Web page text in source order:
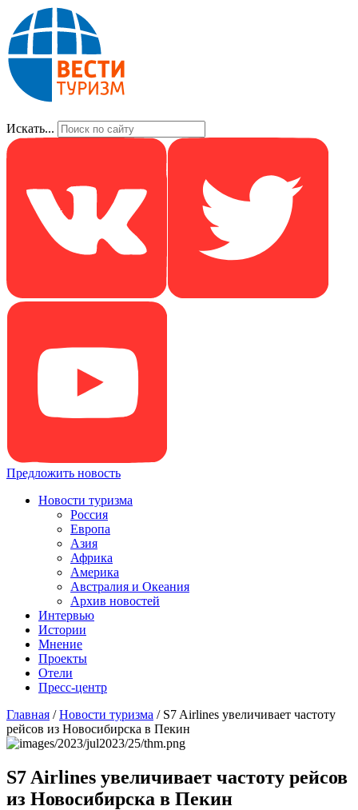
Искать...
Предложить новость
Новости туризма
Россия
Европа
Азия
Африка
Америка
Австралия и Океания
Архив новостей
Интервью
Истории
Мнение
Проекты
Отели
Пресс-центр
Главная /Новости туризма / S7 Airlines увеличивает частоту
рейсов из Новосибирска в Пекин
S7 Airlines увеличивает частоту рейсов
из Новосибирска в Пекин